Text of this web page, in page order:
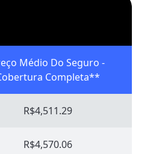
Médio Do Seguro -
Completa**
R$4,511.29
R$4,570.06